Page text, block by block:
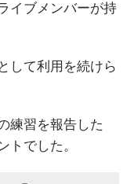
イブメンバーが持
して利用を続けら
練習を報告した
トでした。